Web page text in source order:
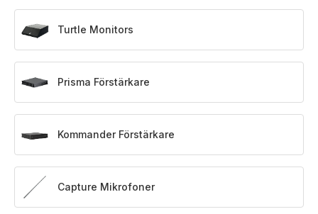
Turtle Monitors
Prisma Förstärkare
Kommander Förstärkare
Capture Mikrofoner